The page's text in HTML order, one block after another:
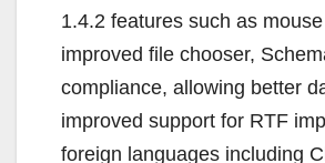
1.4.2 features such as
improved file chooser,
compliance, allowing better
improved support for RTF
foreign languages including